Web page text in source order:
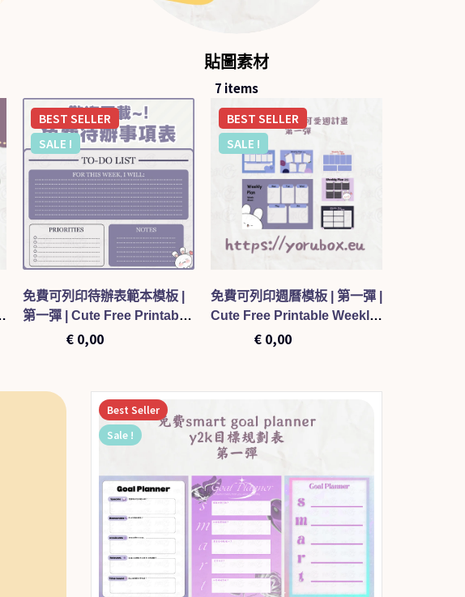
貼圖素材
7 items
BEST SELLER
SALE !
免費可列印待辦表範本模板 |
第一彈 | Cute Free Printable
To-Do List Template 001
€ 0,00
BEST SELLER
SALE !
免費可列印週曆模板 | 第一彈 |
Cute Free Printable Weekly
Calendar Template 001
€ 0,00
Best Seller
Sale !